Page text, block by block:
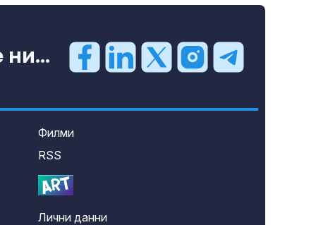
ни...
Филми
RSS
Лични данни